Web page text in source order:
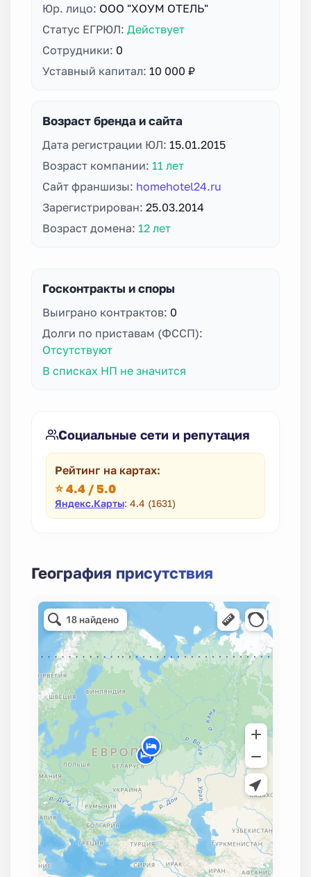
Юр. лицо: ООО "ХОУМ ОТЕЛЬ"
Статус ЕГРЮЛ: Действует
Сотрудники: 0
Уставный капитал: 10 000 ₽
Возраст бренда и сайта
Дата регистрации ЮЛ: 15.01.2015
Возраст компании: 11 лет
Сайт франшизы: homehotel24.ru
Зарегистрирован: 25.03.2014
Возраст домена: 12 лет
Госконтракты и споры
Выиграно контрактов: 0
Долги по приставам (ФССП):
Отсутствуют
В списках НП не значится
Социальные сети и репутация
Рейтинг на картах:
⭐ 4.4 / 5.0
Яндекс.Карты: 4.4 (1631)
География присутствия